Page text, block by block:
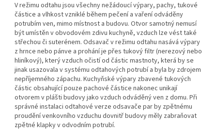
V režimu odtahu jsou všechny nežádoucí výpary, pachy, tukové
částice a vlhkost vzniklé během pečení a vaření odváděny
potrubím ven, mimo místnost a budovu. Otvor samotný nemusí
být umístěn v obvodovém zdivu kuchyně, vzduch lze vést také
střechou či suterénem. Odsavač v režimu odtahu nasává výpary
z hrnce nebo pánve a prohání je přes tukový filtr (nerezový nebo
hliníkový), který vzduch očistí od částic mastnoty, která by se
jinak usazovala v systému odtahových potrubí a byla by zdrojem
nepříjemného zápachu. Kuchyňské výpary zbavené tukových
částic obsahující pouze pachové částice nakonec unikají
otvorem v plášti budovy jako vzduch odváděný ven z domu. Při
správné instalaci odtahové verze odsavače par by zpětnému
proudění venkovního vzduchu dovnitř budovy měly zabraňovat
zpětné klapky v odvodním potrubí.